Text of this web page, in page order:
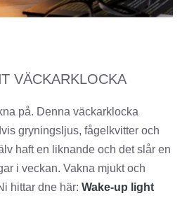
VÄCKARKLOCKA
på. Denna väckarklocka
gryningsljus, fågelkvitter och
haft en liknande och det slår en
i veckan. Vakna mjukt och
hittar dne här: Wake-up light